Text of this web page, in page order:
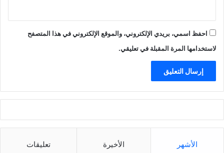
احفظ اسمي، بريدي الإلكتروني، والموقع الإلكتروني في هذا المتصفح
لاستخدامها المرة المقبلة في تعليقي.
الأشهر الأخيرة تعليقات